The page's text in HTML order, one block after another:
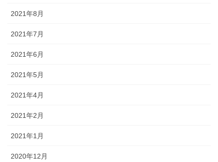
2021年8月
2021年7月
2021年6月
2021年5月
2021年4月
2021年2月
2021年1月
2020年12月